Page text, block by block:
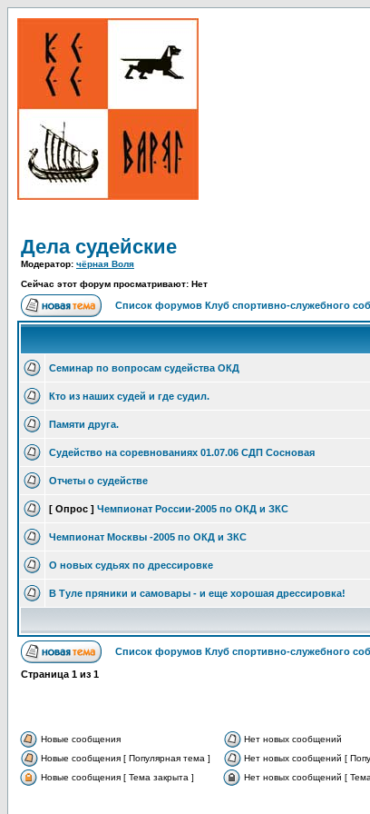
Дела судейские
Модератор: чёрная Воля
Сейчас этот форум просматривают: Нет
Список форумов Клуб спортивно-служебного
Семинар по вопросам судейства ОКД
Кто из наших судей и где судил.
Памяти друга.
Судейство на соревнованиях 01.07.06 СДП Сосновая
Отчеты о судействе
[ Опрос ] Чемпионат России-2005 по ОКД и ЗКС
Чемпионат Москвы -2005 по ОКД и ЗКС
О новых судьях по дрессировке
В Туле пряники и самовары - и еще хорошая дрессировка!
Список форумов Клуб спортивно-служебного
Страница 1 из 1
Новые сообщения Нет новых сообщений
Новые сообщения [ Популярная тема ]
Нет новых сообщений [
Новые сообщения [ Тема закрыта ]
Нет новых сообщений [